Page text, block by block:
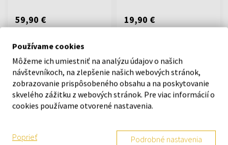
59,90 € 19,90 €
Hodinky - Unisex
Hodinky - Unisex
Používame cookies
Môžeme ich umiestniť na analýzu údajov o našich
návštevníkoch, na zlepšenie našich webových stránok,
zobrazovanie prispôsobeného obsahu a na poskytovanie
skvelého zážitku z webových stránok. Pre viac informácií o
cookies používame otvorené nastavenia.
Poprieť Podrobné nastavenia